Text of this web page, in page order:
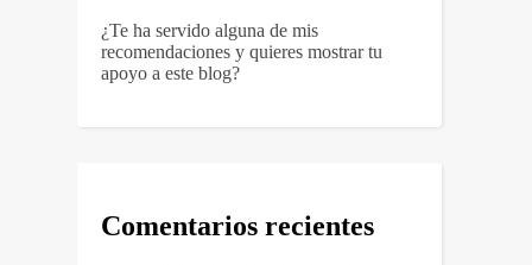
¿Te ha servido alguna de mis
recomendaciones y quieres mostrar tu
apoyo a este blog?
Comentarios recientes